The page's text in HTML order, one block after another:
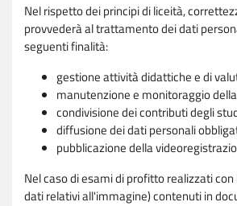
Nel rispetto dei principi di liceità,
provvederà al trattamento dei dati
seguenti finalità:
gestione attività didattiche e di
manutenzione e monitoraggio
condivisione dei contributi degli
diffusione dei dati personali
pubblicazione della
Nel caso di esami di profitto realizzati
dati relativi all'immagine) contenuti in